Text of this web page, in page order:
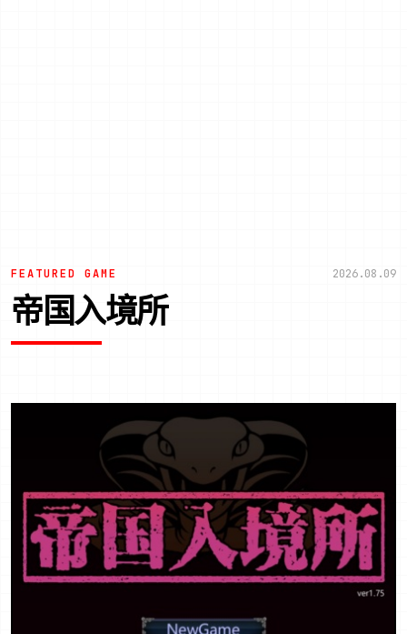
FEATURED GAME 2026.08.09
帝国入境所